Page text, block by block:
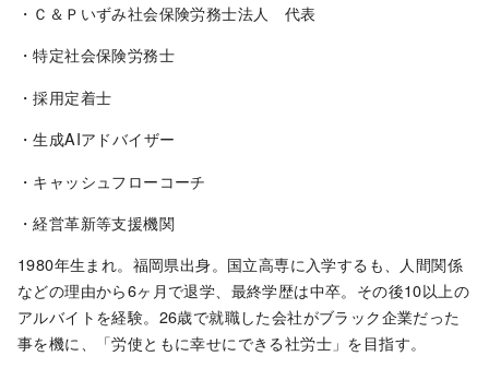
・Ｃ＆Ｐいずみ社会保険労務士法人 代表
・特定社会保険労務士
・採用定着士
・生成AIアドバイザー
・キャッシュフローコーチ
・経営革新等支援機関
1980年生まれ。福岡県出身。国立高専に入学するも、人間関係
などの理由から6ヶ月で退学、最終学歴は中卒。その後10以上の
アルバイトを経験。26歳で就職した会社がブラック企業だった
事を機に、「労使ともに幸せにできる社労士」を目指す。